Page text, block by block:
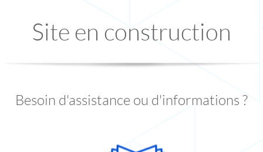
Site en construction
Besoin d'assistance ou d'informations ?